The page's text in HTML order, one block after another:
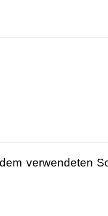
verwendeten